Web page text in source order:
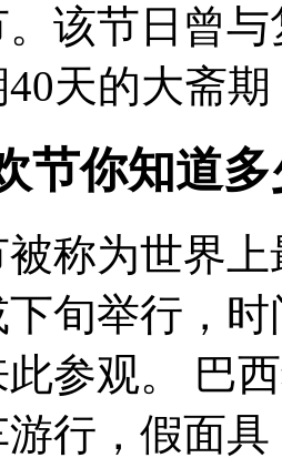
该节日曾
天的大斋
节你知道
称为世界
下旬举行，
参观。 巴
行，假面